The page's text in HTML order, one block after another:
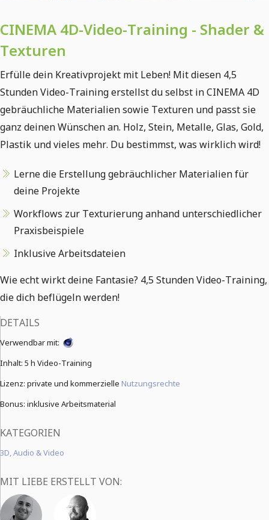
CINEMA 4D-Video-Training - Shader &
Texturen
Erfülle dein Kreativprojekt mit Leben! Mit diesen 4,5
Stunden Video-Training erstellst du selbst in CINEMA 4D
gebräuchliche Materialien sowie Texturen und passt sie
ganz deinen Wünschen an. Holz, Stein, Metalle, Glas, Gold,
Plastik und vieles mehr. Du bestimmst, was wirklich wird!
Lerne die Erstellung gebräuchlicher Materialien für
deine Projekte
Workflows zur Texturierung anhand unterschiedlicher
Praxisbeispiele
Inklusive Arbeitsdateien
Wie echt wirkt deine Fantasie? 4,5 Stunden Video-Training,
die dich beflügeln werden!
DETAILS
Verwendbar mit:
Inhalt: 5 h Video-Training
Lizenz: private und kommerzielle Nutzungsrechte
Bonus: inklusive Arbeitsmaterial
KATEGORIEN
3D, Audio & Video
MIT LIEBE ERSTELLT VON: